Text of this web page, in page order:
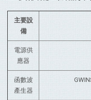
主要設
備
電源供
應器
函數波
產生器